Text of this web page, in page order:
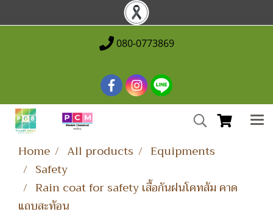
080-0773869
Home All products
Equipments
Safety
Rain coat for safety เสื้อกันฝนโคทส้ม คาด
แถบสะท้อน